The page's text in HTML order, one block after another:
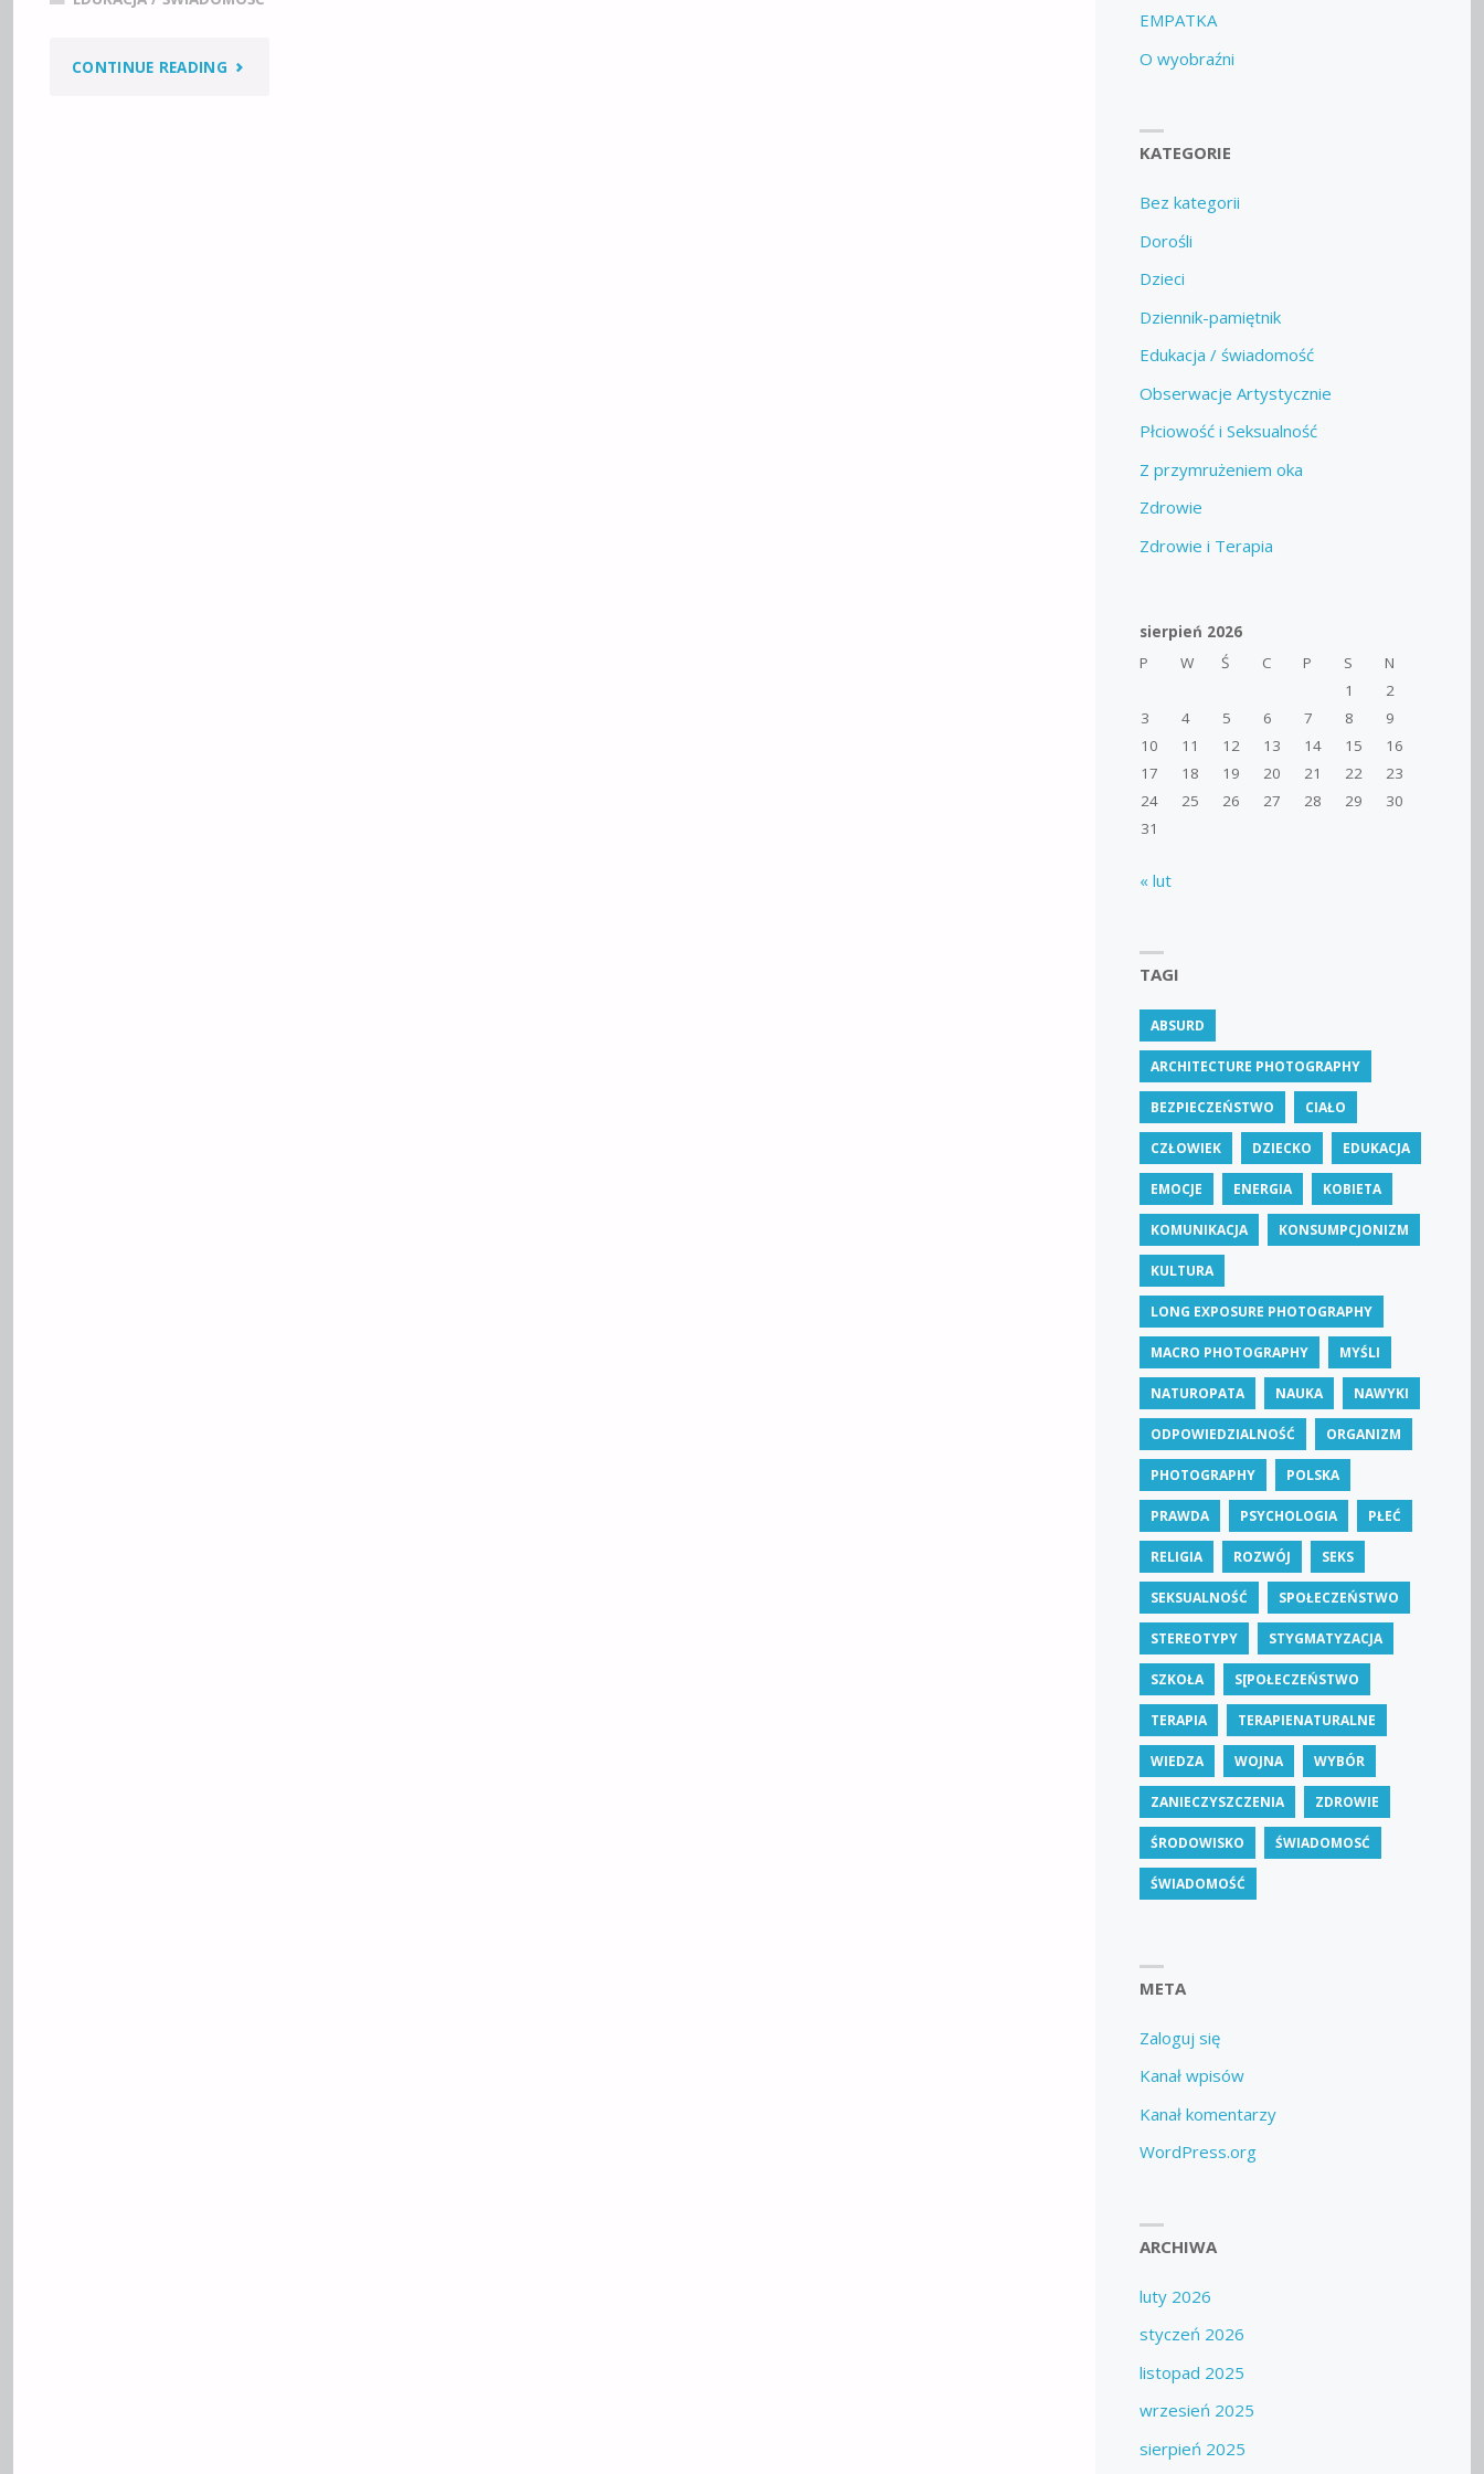
CONTINUE READING"DZIŚ
EMPATKA
O wyobraźni
KATEGORIE
Bez kategorii
Dorośli
Dzieci
Dziennik-pamiętnik
Edukacja / świadomość
Obserwacje Artystycznie
Płciowość i Seksualność
Z przymrużeniem oka
Zdrowie
Zdrowie i Terapia
sierpień 2026
P
W Ś C P S
N
1
2
3
4 5 6 7 8
9
10
11 12 13 14 15
16
17
18 19 20 21 22
23
24
25 26 27 28 29
30
31
« lut
TAGI
ABSURD
ARCHITECTURE PHOTOGRAPHY
BEZPIECZEŃSTWO CIAŁO
CZŁOWIEK DZIECKO EDUKACJA
EMOCJE ENERGIA KOBIETA
KOMUNIKACJA KONSUMPCJONIZM
KULTURA
LONG EXPOSURE PHOTOGRAPHY
MACRO PHOTOGRAPHY MYŚLI
NATUROPATA NAUKA NAWYKI
ODPOWIEDZIALNOŚĆ ORGANIZM
PHOTOGRAPHY POLSKA
PRAWDA PSYCHOLOGIA PŁEĆ
RELIGIA ROZWÓJ SEKS
SEKSUALNOŚĆ SPOŁECZEŃSTWO
STEREOTYPY STYGMATYZACJA
SZKOŁA S[POŁECZEŃSTWO
TERAPIA TERAPIENATURALNE
WIEDZA WOJNA WYBÓR
ZANIECZYSZCZENIA ZDROWIE
ŚRODOWISKO ŚWIADOMOSĆ
ŚWIADOMOŚĆ
META
Zaloguj się
Kanał wpisów
Kanał komentarzy
WordPress.org
ARCHIWA
luty 2026
styczeń 2026
listopad 2025
wrzesień 2025
sierpień 2025